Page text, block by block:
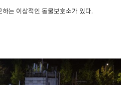
는 이상적인 동물보호소가 있다.